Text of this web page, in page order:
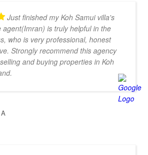
marketing, photography and
visits to the property to suggest
broaden the appeal to wider
if you want promotion not just
go directly to Cherry and thank
Just finished my Koh Samui villa's
agent(Imran) is truly helpful in the
who is very professional, honest
Strongly recommend this agency
and buying properties in Koh